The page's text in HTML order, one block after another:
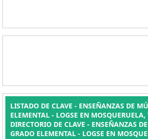
LISTADO DE CLAVE - ENSEÑANZAS DE
ELEMENTAL - LOGSE EN MOSQUERUELA,
DIRECTORIO DE CLAVE - ENSEÑANZAS
GRADO ELEMENTAL - LOGSE EN